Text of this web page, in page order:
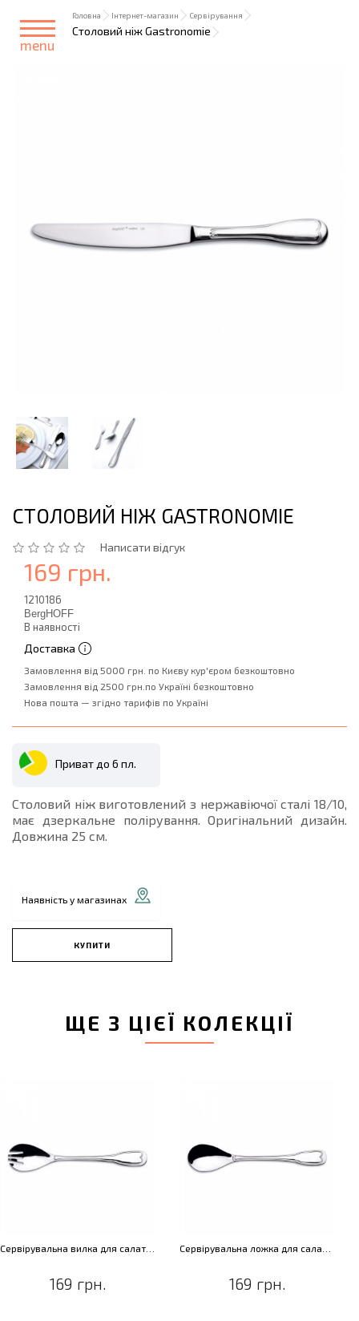
menu
Головна Інтернет-магазин Сервірування
Столовий ніж Gastronomie
СТОЛОВИЙ НІЖ GASTRONOMIE
Написати відгук
169 грн.
1210186
BergHOFF
В наявності
Доставка
Замовлення від 5000 грн. по Києву кур'єром безкоштовно
Замовлення від 2500 грн.по Україні безкоштовно
Нова пошта — згідно тарифів по Україні
Приват до 6 пл.
Столовий ніж виготовлений з нержавіючої сталі 18/10,
має дзеркальне полірування. Оригінальний дизайн.
Довжина 25 см.
Наявність у магазинах
КУПИТИ
ЩЕ З ЦІЄЇ КОЛЕКЦІЇ
169 грн. 169 грн.